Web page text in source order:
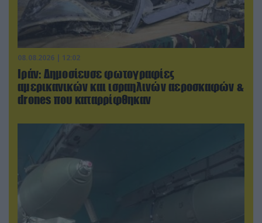
08.08.2026 | 12:02
Ιράν: Δημοσίευσε φωτογραφίες
αμερικανικών και ισραηλινών αεροσκαφών &
drones που καταρρίφθηκαν